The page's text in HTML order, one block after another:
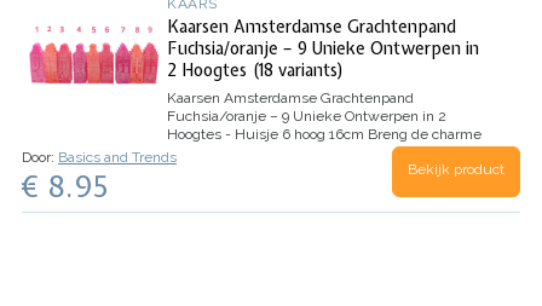
KAARS
Kaarsen Amsterdamse Grachtenpand
Fuchsia/oranje – 9 Unieke Ontwerpen in
2 Hoogtes (18 variants)
Kaarsen Amsterdamse Grachtenpand
Fuchsia/oranje – 9 Unieke Ontwerpen in 2
Hoogtes - Huisje 6 hoog 16cm Breng de charme
van Amsterdam bij jou thuis met deze unieke
kaarsen in de vorm van grachtenpanden. Elk
kaarsje is gedetailleerd vormgegeven, waardoor
Door: Basics and Trends
€ 8.95 Bekijk product